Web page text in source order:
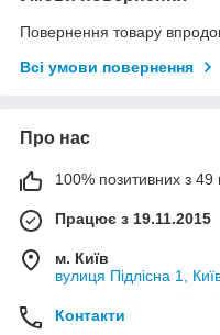
Повернення товару
Всі умови повернення
Про нас
100% позитивних з 49
Працює з 19.11.2015
м. Київ
вулиця Підлісна 1,
Контакти